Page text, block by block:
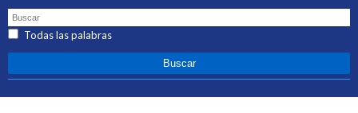
Todas las palabras